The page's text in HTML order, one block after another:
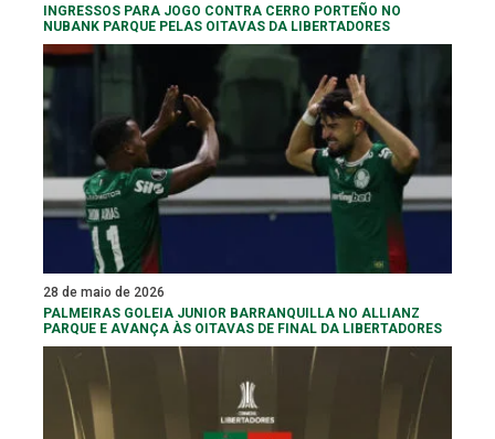
INGRESSOS PARA JOGO CONTRA CERRO PORTEÑO NO
NUBANK PARQUE PELAS OITAVAS DA LIBERTADORES
28 de maio de 2026
PALMEIRAS GOLEIA JUNIOR BARRANQUILLA NO ALLIANZ
PARQUE E AVANÇA ÀS OITAVAS DE FINAL DA LIBERTADORES